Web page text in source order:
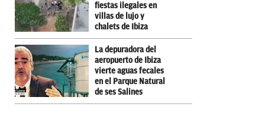
fiestas ilegales en
villas de lujo y
chalets de Ibiza
La depuradora del
aeropuerto de Ibiza
vierte aguas fecales
en el Parque Natural
de ses Salines